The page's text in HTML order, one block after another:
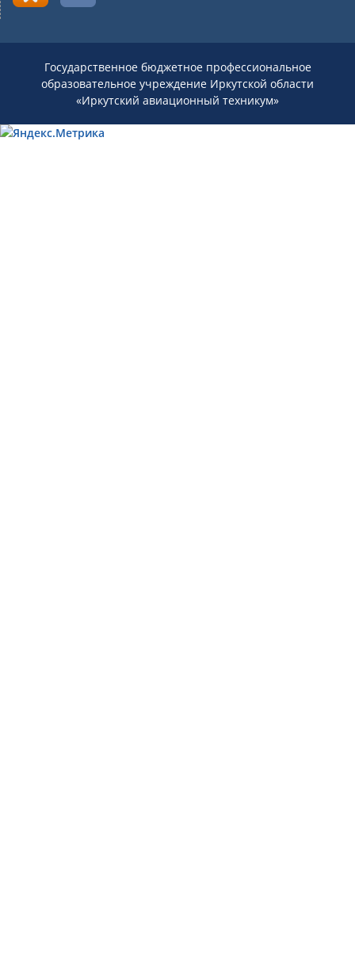
Государственное бюджетное профессиональное
образовательное учреждение Иркутской области
«Иркутский авиационный техникум»